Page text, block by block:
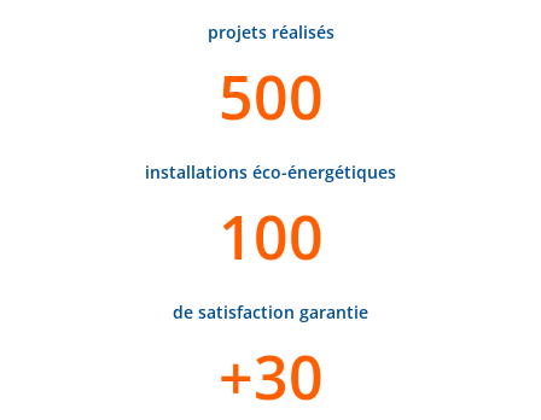
projets réalisés
500
installations éco-énergétiques
100
de satisfaction garantie
+30